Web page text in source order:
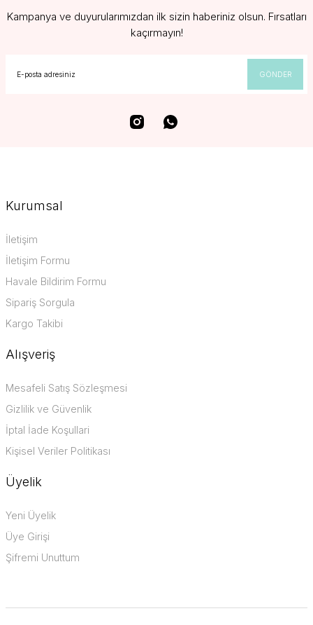
Kampanya ve duyurularımızdan ilk sizin haberiniz olsun. Fırsatları
kaçırmayın!
GÖNDER
Kurumsal
İletişim
İletişim Formu
Havale Bildirim Formu
Sipariş Sorgula
Kargo Takibi
Alışveriş
Mesafeli Satış Sözleşmesi
Gizlilik ve Güvenlik
İptal İade Koşullari
Kişisel Veriler Politikası
Üyelik
Yeni Üyelik
Üye Girişi
Şifremi Unuttum